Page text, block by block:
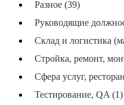
Разное (39)
Руководящие
Склад и логистика
Стройка, ремонт,
Сфера услуг,
Тестирование, QA (1)